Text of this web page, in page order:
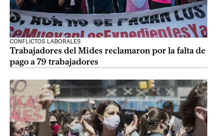
CONFLICTOS LABORALES
Trabajadores del Mides reclamaron por la falta de
pago a 79 trabajadores